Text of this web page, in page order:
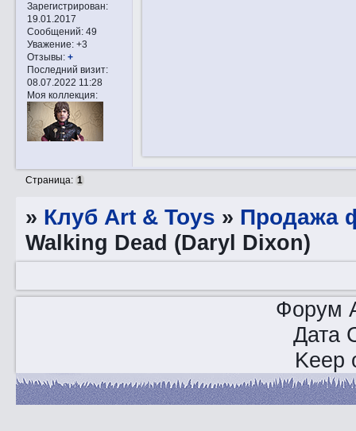
Зарегистрирован:
19.01.2017
Сообщений:49
Уважение: +3
Отзывы: +
Последний визит:
08.07.2022 11:28
Моя коллекция:
Страница: 1
» Клуб Art & Toys » Продажа
Walking Dead (Daryl Dixon)
Форум
Дата
Keep